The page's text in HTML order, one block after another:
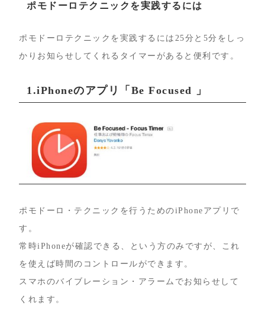
ポモドーロテクニックを実践するには
ポモドーロテクニックを実践するには25分と5分をしっ
かりお知らせしてくれるタイマーがあると便利です。
1.iPhoneのアプリ「Be Focused 」
ポモドーロ・テクニックを行うためのiPhoneアプリで
す。
常時iPhoneが確認できる、という方のみですが、これ
を使えば時間のコントロールができます。
スマホのバイブレーション・アラームでお知らせして
くれます。